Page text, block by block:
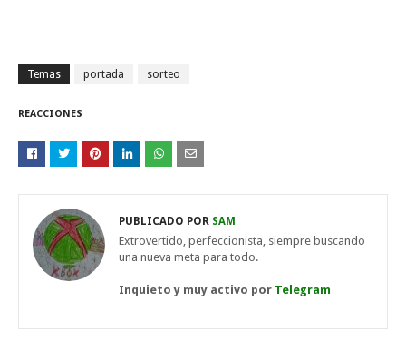
Temas portada sorteo
REACCIONES
PUBLICADO POR SAM
Extrovertido, perfeccionista, siempre buscando
una nueva meta para todo.
Inquieto y muy activo por Telegram